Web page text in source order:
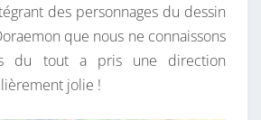
des personnages du dessin
que nous ne connaissons
du tout a pris une direction
jolie !